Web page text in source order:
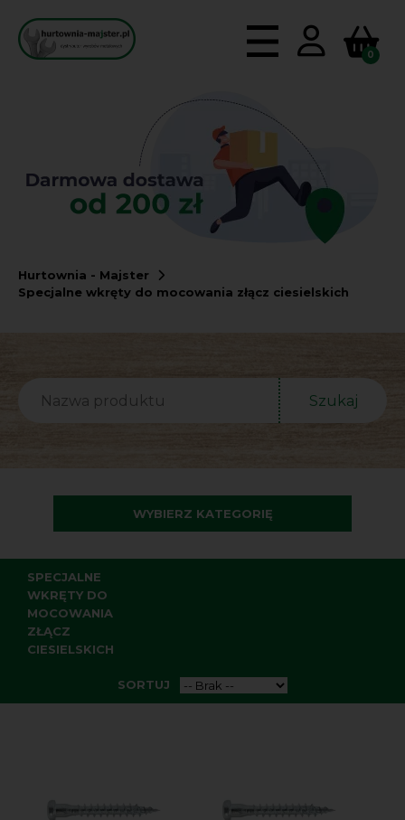
0
Hurtownia - Majster
Specjalne wkręty do mocowania złącz ciesielskich
WYBIERZ KATEGORIĘ
Szukaj
SPECJALNE
WKRĘTY DO
MOCOWANIA
ZŁĄCZ
CIESIELSKICH
SORTUJ